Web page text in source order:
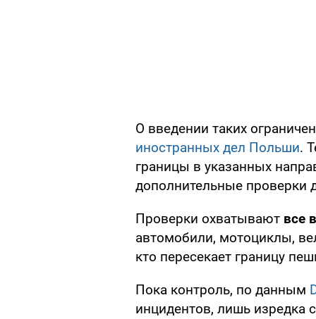
О введении таких
иностранных дел Польши.
границы в указанных
дополнительные проверки
Проверки охватывают все
автомобили, мотоциклы,
кто пересекает границу
Пока контроль, по данным
инцидентов, лишь изредка